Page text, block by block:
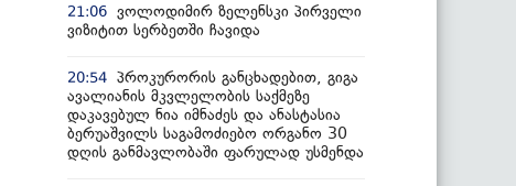
21:06 ვოლოდიმირ ზელენსკი პირველი
ვიზიტით სერბეთში ჩავიდა
20:54 პროკურორის განცხადებით, გიგა
ავალიანის მკვლელობის საქმეზე
დაკავებულ ნია იმნაძეს და ანასტასია
ბერუაშვილს საგამოძიებო ორგანო 30
დღის განმავლობაში ფარულად უსმენდა